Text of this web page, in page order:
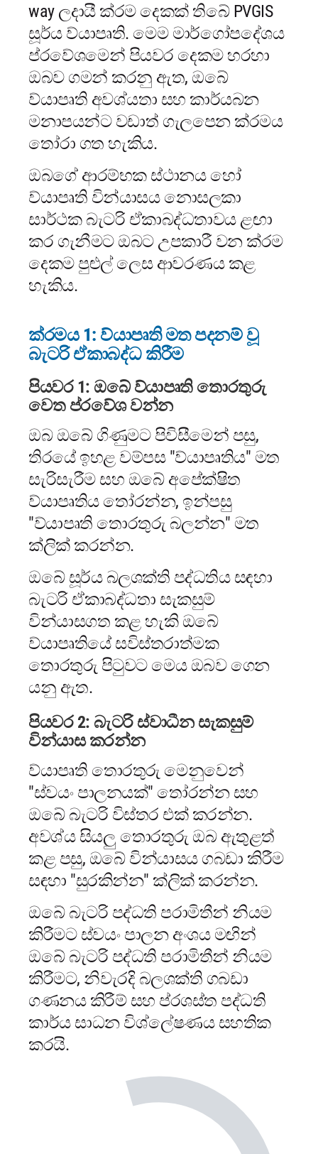
way ලදායී ක්රම දෙකක් තිබේ PVGIS
සූර්ය ව්යාපෘති. මෙම මාර්ගෝපදේශය
ප්රවේශමෙන් පියවර දෙකම හරහා
ඔබව ගමන් කරනු ඇත, ඔබේ
ව්යාපෘති අවශ්යතා සහ කාර්යබන
මනාපයන්ට වඩාත් ගැලපෙන ක්රමය
තෝරා ගත හැකිය.
ඔබගේ ආරම්භක ස්ථානය හෝ
ව්යාපෘති වින්යාසය නොසලකා
සාර්ථක බැටරි ඒකාබද්ධතාවය ළඟා
කර ගැනීමට ඔබට උපකාරී වන ක්රම
දෙකම පුළුල් ලෙස ආවරණය කළ
හැකිය.
ක්රමය 1: ව්යාපෘති මත පදනම් වූ
බැටරි ඒකාබද්ධ කිරීම
පියවර 1: ඔබේ ව්යාපෘති තොරතුරු
වෙත ප්රවේශ වන්න
ඔබ ඔබේ ගිණුමට පිවිසීමෙන් පසු,
තිරයේ ඉහළ වම්පස "ව්යාපෘතිය" මත
සැරිසැරීම සහ ඔබේ අපේක්ෂිත
ව්යාපෘතිය තෝරන්න, ඉන්පසු
"ව්යාපෘති තොරතුරු බලන්න" මත
ක්ලික් කරන්න.
ඔබේ සූර්ය බලශක්ති පද්ධතිය සඳහා
බැටරි ඒකාබද්ධතා සැකසුම්
වින්යාසගත කළ හැකි ඔබේ
ව්යාපෘතියේ සවිස්තරාත්මක
තොරතුරු පිටුවට මෙය ඔබව ගෙන
යනු ඇත.
පියවර 2: බැටරි ස්වාධීන සැකසුම්
වින්යාස කරන්න
ව්යාපෘති තොරතුරු මෙනුවෙන්
"ස්වයං පාලනයක්" තෝරන්න සහ
ඔබේ බැටරි විස්තර එක් කරන්න.
අවශ්ය සියලු තොරතුරු ඔබ ඇතුළත්
කළ පසු, ඔබේ වින්යාසය ගබඩා කිරීම
සඳහා "සුරකින්න" ක්ලික් කරන්න.
ඔබේ බැටරි පද්ධති පරාමිතීන් නියම
කිරීමට ස්වයං පාලන අංශය මඟින්
ඔබේ බැටරි පද්ධති පරාමිතීන් නියම
කිරීමට, නිවැරදි බලශක්ති ගබඩා
ගණනය කිරීම් සහ ප්රශස්ත පද්ධති
කාර්ය සාධන විශ්ලේෂණය සහතික
කරයි.